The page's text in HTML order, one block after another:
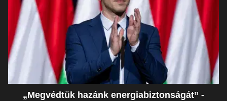
„Megvédtük hazánk energiabiztonságát” -